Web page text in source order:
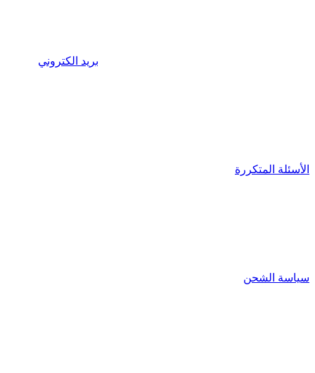
بريد الكتروني
الأسئلة المتكررة
سياسة الشحن